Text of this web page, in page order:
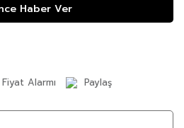
Haber Ver
Fiyat Alarmı Paylaş